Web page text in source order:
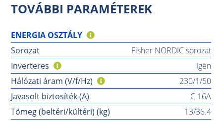
TOVÁBBI PARAMÉTEREK
ENERGIA OSZTÁLY
Sorozat
Fisher NORDIC sorozat
Inverteres
Igen
Hálózati áram (V/f/Hz)
230/1/50
Javasolt biztosíték (A)
C 16A
Tömeg (beltéri/kültéri) (kg)
13/36.4